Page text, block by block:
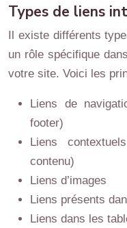
Types de liens
Il existe différents
un rôle spécifique
votre site. Voici les
Liens de
footer)
Liens
contenu)
Liens d’images
Liens présents
Liens dans les